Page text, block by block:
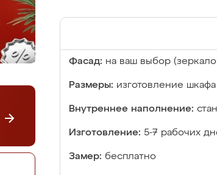
Фасад: на ваш выбор
Размеры: изготовление
Внутреннее наполнение:
Изготовление: 5-7 рабочих
Замер: бесплатно